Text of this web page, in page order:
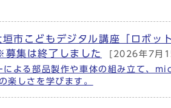
市こどもデジタル講座「ロボッ
集は終了しました
[2026年7月
による部品製作や車体の組み立て、
楽しさを学びます。